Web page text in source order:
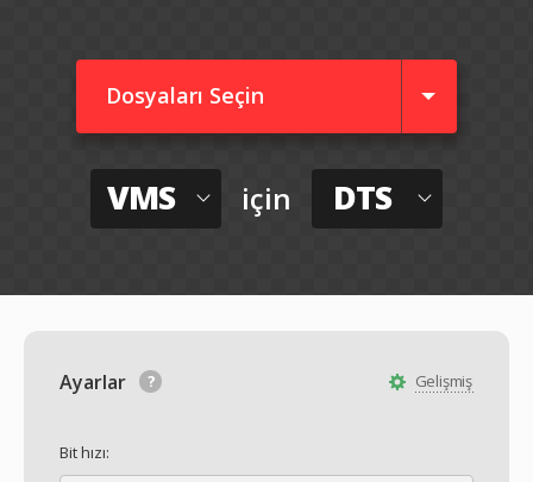
Dosyaları Seçin
VMS için DTS
Gelişmiş
Ayarlar
Bit hızı: